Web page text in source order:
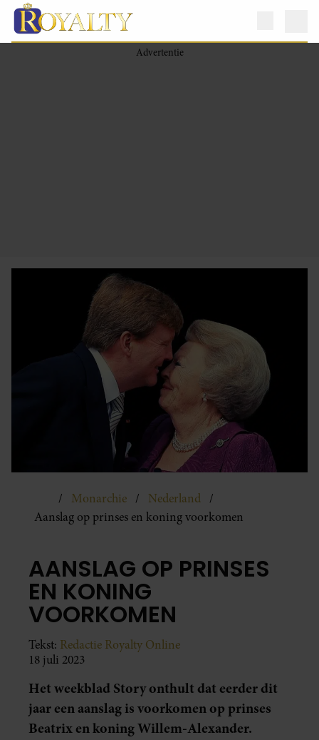
Monarchie
Nederland
Aanslag op prinses en koning voorkomen
AANSLAG OP PRINSES
EN KONING
VOORKOMEN
Tekst: Redactie Royalty Online
18 juli 2023
Het weekblad Story onthult dat eerder dit
jaar een aanslag is voorkomen op prinses
Beatrix en koning Willem-Alexander.